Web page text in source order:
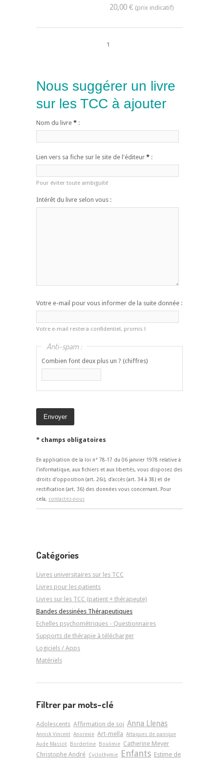
20,00 €
1
Nous suggérer un livre
sur les TCC à ajouter
Nom du livre * :
Lien vers sa fiche sur le site de l'éditeur * :
Pour éviter toute ambiguïté
Intérêt du livre selon vous :
Votre e-mail pour vous informer de la suite donnée :
Votre e-mail restera confidentiel, promis !
Anti-spam :
Combien font deux plus un ? (chiffres)
* champs obligatoires
En application de la loi n° 78-17 du 06 janvier 1978 relative à
l'informatique, aux fichiers et aux libertés, vous disposez des
droits d'opposition (art. 26i), d'accès (art. 34 à 38) et de
rectification (art. 36) des données vous concernant. Pour
cela, contactez-nous
Catégories
Livres universitaires sur les TCC
Livres pour les patients
Livres sur les TCC (patient + thérapeute)
Bandes dessinées Thérapeutiques
Echelles psychométriques - Questionnaires
Supports de thérapie à télécharger
Logiciels / Apps
Matériels
Filtrer par mots-clé
Adolescents Affirmation de soi Anna Llenas
Annick Vincent Anorexie Art-­mella Attaques de panique
Aude Massot Borderline Boulimie Catherine Meyer
Christophe André Cyclothymie Enfants Estime de